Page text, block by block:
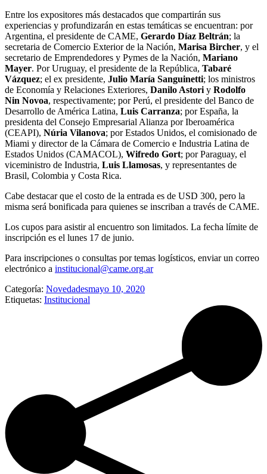
Entre los expositores más destacados que compartirán sus
experiencias y profundizarán en estas temáticas se encuentran: por
Argentina, el presidente de CAME, Gerardo Díaz Beltrán; la
secretaria de Comercio Exterior de la Nación, Marisa Bircher, y el
secretario de Emprendedores y Pymes de la Nación, Mariano
Mayer. Por Uruguay, el presidente de la República, Tabaré
Vázquez; el ex presidente, Julio María Sanguinetti; los ministros
de Economía y Relaciones Exteriores, Danilo Astori y Rodolfo
Nin Novoa, respectivamente; por Perú, el presidente del Banco de
Desarrollo de América Latina, Luis Carranza; por España, la
presidenta del Consejo Empresarial Alianza por Iberoamérica
(CEAPI), Núria Vilanova; por Estados Unidos, el comisionado de
Miami y director de la Cámara de Comercio e Industria Latina de
Estados Unidos (CAMACOL), Wifredo Gort; por Paraguay, el
viceministro de Industria, Luis Llamosas, y representantes de
Brasil, Colombia y Costa Rica.
Cabe destacar que el costo de la entrada es de USD 300, pero la
misma será bonificada para quienes se inscriban a través de CAME.
Los cupos para asistir al encuentro son limitados. La fecha límite de
inscripción es el lunes 17 de junio.
Para inscripciones o consultas por temas logísticos, enviar un correo
electrónico a institucional@came.org.ar
Categoría: Novedadesmayo 10, 2020
Etiquetas: Institucional